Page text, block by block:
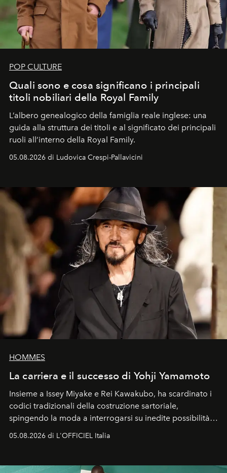
POP CULTURE
Quali sono e cosa significano i principali
titoli nobiliari della Royal Family
L’albero genealogico della famiglia reale inglese: una
guida alla struttura dei titoli e al significato dei principali
ruoli all’interno della Royal Family.
05.08.2026 di Ludovica Crespi-Pallavicini
HOMMES
La carriera e il successo di Yohji Yamamoto
Insieme a Issey Miyake e Rei Kawakubo, ha scardinato i
codici tradizionali della costruzione sartoriale,
spingendo la moda a interrogarsi su inedite possibilità
un’impronta indelebile nella storia della moda.
05.08.2026 di L'OFFICIEL Italia